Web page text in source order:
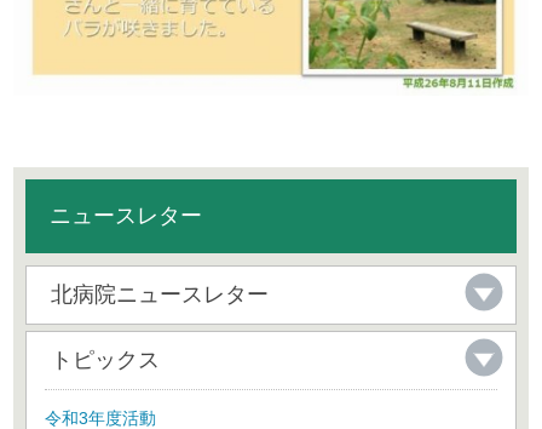
ニュースレター
北病院ニュースレター
トピックス
令和3年度活動